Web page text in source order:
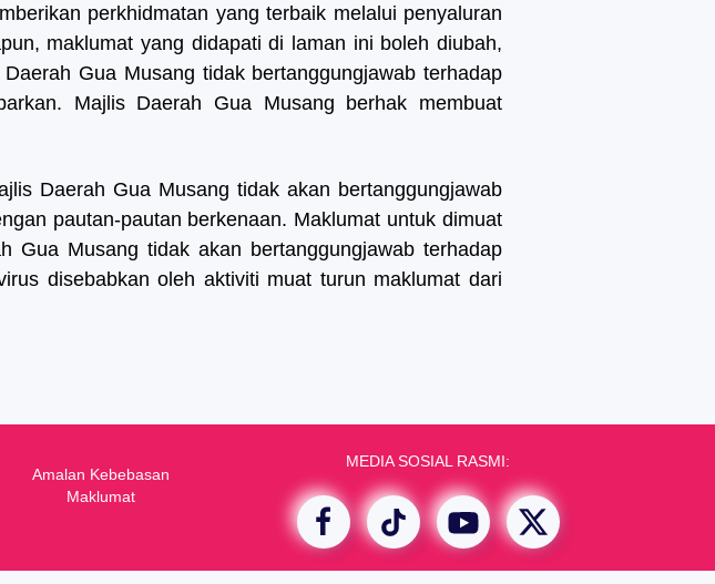
perkhidmatan yang terbaik melalui penyaluran
maklumat yang didapati di laman ini boleh diubah,
Gua Musang tidak bertanggungjawab terhadap
Majlis Daerah Gua Musang berhak membuat
Daerah Gua Musang tidak akan bertanggungjawab
pautan-pautan berkenaan. Maklumat untuk dimuat
Gua Musang tidak akan bertanggungjawab terhadap
disebabkan oleh aktiviti muat turun maklumat dari
Amalan Kebebasan
Maklumat
MEDIA SOSIAL RASMI: